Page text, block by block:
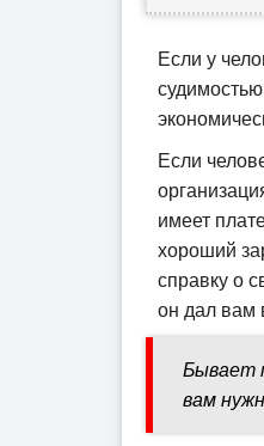
Если у
Если
имеет
хороший
справку о
он дал вам
Бывает
вам